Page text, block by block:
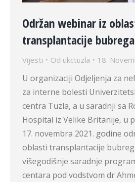
Održan webinar iz
transplantacije bubrega
Vijesti Od ukctuzla 18.
U organizaciji Odjeljenja za
za interne bolesti
centra Tuzla, a u saradnji sa
Hospital iz Velike Britanije, u
17. novembra 2021. godine
oblasti transplantacije
višegodišnje saradnje
centara pod vodstvom dr